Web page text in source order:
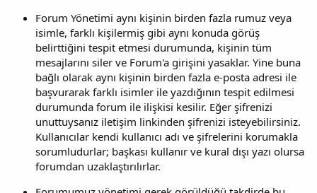
Forum Yönetimi aynı kişinin birden fazla rumuz veya
isimle, farklı kişilermiş gibi aynı konuda görüş
belirttiğini tespit etmesi durumunda, kişinin tüm
mesajlarını siler ve Forum'a girişini yasaklar. Yine buna
bağlı olarak aynı kişinin birden fazla e-posta adresi ile
başvurarak farklı isimler ile yazdığının tespit edilmesi
durumunda forum ile ilişkisi kesilir. Eğer şifrenizi
unuttuysanız iletişim linkinden şifrenizi isteyebilirsiniz.
Kullanıcılar kendi kullanıcı adı ve şifrelerini korumakla
sorumludurlar; başkası kullanır ve kural dışı yazı olursa
forumdan uzaklaştırılırlar.